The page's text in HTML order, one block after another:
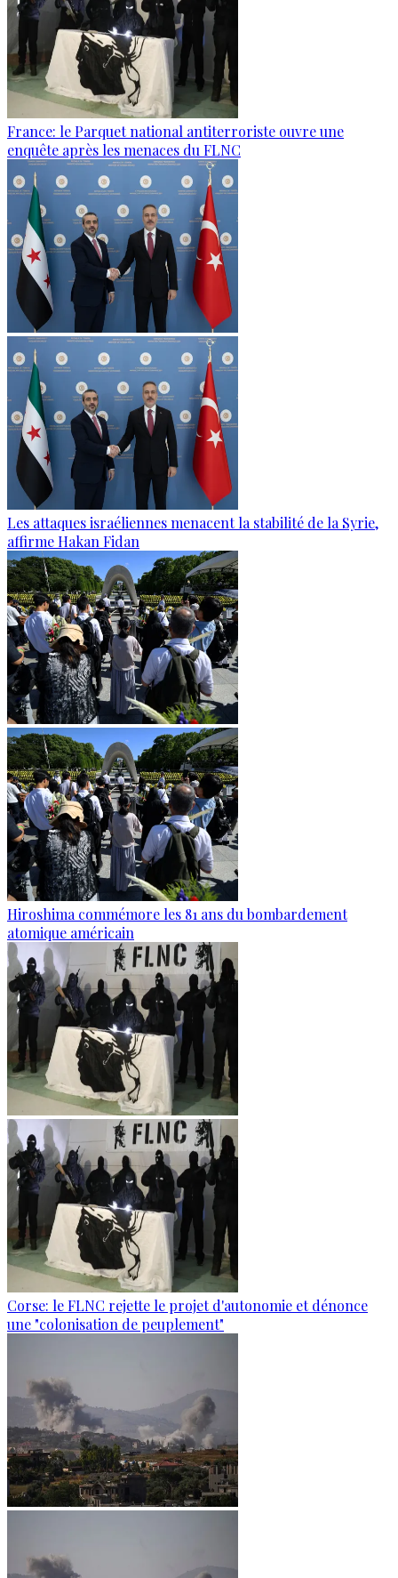
France: le Parquet national antiterroriste ouvre une
enquête après les menaces du FLNC
Les attaques israéliennes menacent la stabilité de la Syrie,
affirme Hakan Fidan
Hiroshima commémore les 81 ans du bombardement
atomique américain
Corse: le FLNC rejette le projet d'autonomie et dénonce
une "colonisation de peuplement"